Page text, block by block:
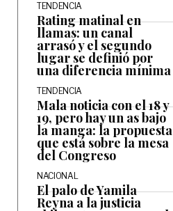
TENDENCIA
Rating matinal en
llamas: un canal
arrasó y el segundo
lugar se definió por
una diferencia mínima
TENDENCIA
Mala noticia con el 18 y
19, pero hay un as bajo
la manga: la propuesta
que está sobre la mesa
del Congreso
NACIONAL
El palo de Yamila
Reyna a la justicia